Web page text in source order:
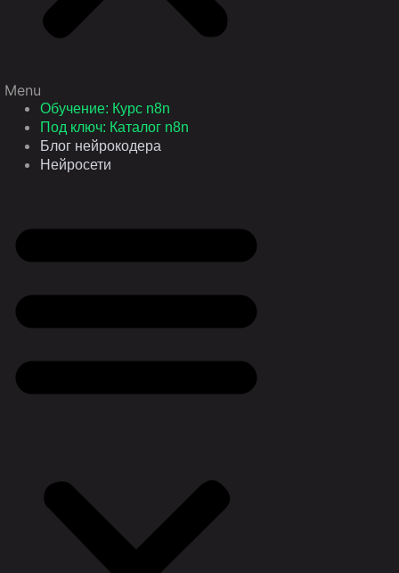
Menu
Обучение: Курс n8n
Под ключ: Каталог n8n
Блог нейрокодера
Нейросети